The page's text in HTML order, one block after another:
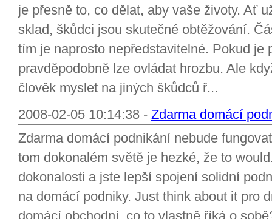
je přesně to, co dělat, aby vaše životy. Ať
sklad, škůdci jsou skutečné obtěžování.
tím je naprosto nepředstavitelné. Pokud je
pravděpodobně lze ovládat hrozbu. Ale
člověk myslet na jiných škůdců ř...
2008-02-05 10:14:38 - Zdarma domácí
Zdarma domácí podnikání nebude
tom dokonalém světě je hezké, že to
dokonalosti a jste lepší spojení solidní
na domácí podniky. Just think about it pro
domácí obchodní, co to vlastně říká o